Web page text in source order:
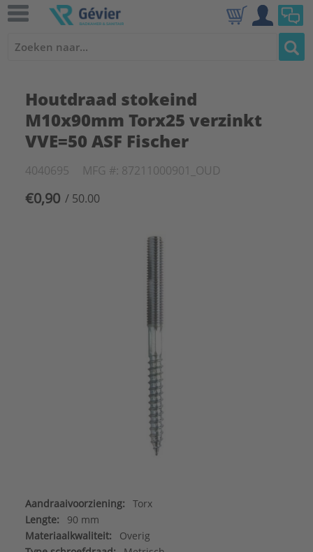
Houtdraad stokeind
M10x90mm Torx25 verzinkt
VVE=50 ASF Fischer
4040695 MFG #: 87211000901_OUD
€0,90 / 50.00
Aandraaivoorziening:
Torx
Lengte:
90 mm
Materiaalkwaliteit:
Overig